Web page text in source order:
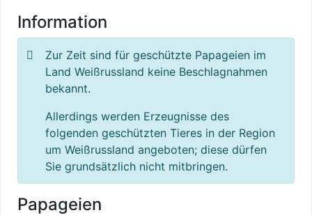
Information
Zur Zeit sind für geschützte Papageien im
Land Weißrussland keine Beschlagnahmen
bekannt.
Allerdings werden Erzeugnisse des
folgenden geschützten Tieres in der Region
um Weißrussland angeboten; diese dürfen
Sie grundsätzlich nicht mitbringen.
Papageien